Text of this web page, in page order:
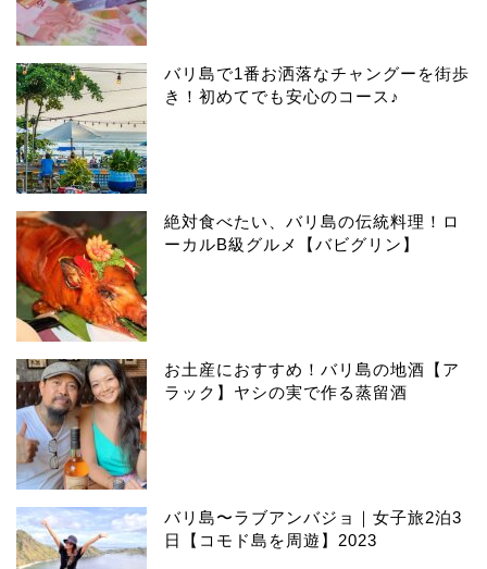
バリ島で1番お洒落なチャングーを街歩
き！初めてでも安心のコース♪
絶対食べたい、バリ島の伝統料理！ロ
ーカルB級グルメ【バビグリン】
お土産におすすめ！バリ島の地酒【ア
ラック】ヤシの実で作る蒸留酒
バリ島〜ラブアンバジョ｜女子旅2泊3
日【コモド島を周遊】2023